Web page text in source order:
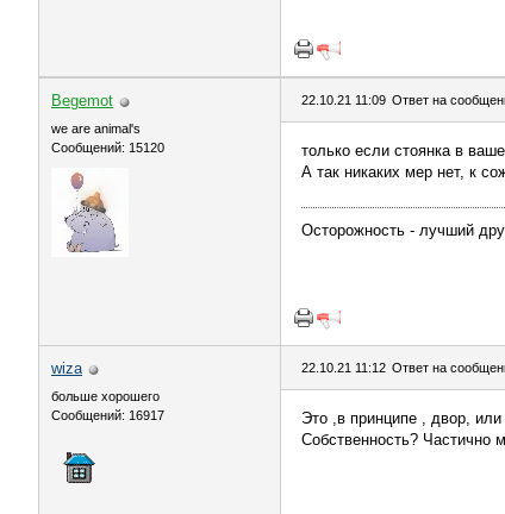
Begemot
we are animal's
Сообщений: 15120
22.10.21 11:09 Ответ на
только если стоянка в
А так никаких мер нет, к
Осторожность - лучший
wiza
больше хорошего
Сообщений: 16917
22.10.21 11:12 Ответ на
Это ,в принципе , двор,
Собственность? Частично